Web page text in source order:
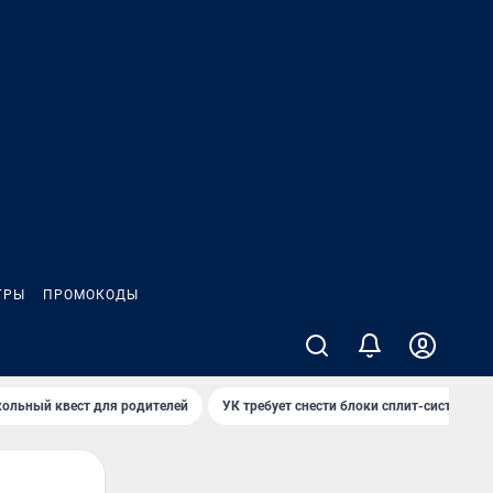
ПРОМОКОДЫ
квест для родителей УК требует снести блоки сплит-систем